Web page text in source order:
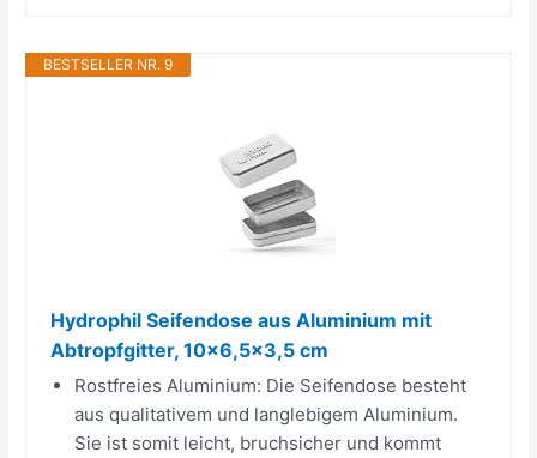
BESTSELLER NR. 9
Hydrophil Seifendose aus Aluminium mit
Abtropfgitter, 10x6,5x3,5 cm
Rostfreies Aluminium: Die Seifendose besteht
aus qualitativem und langlebigem Aluminium.
Sie ist somit leicht, bruchsicher und kommt